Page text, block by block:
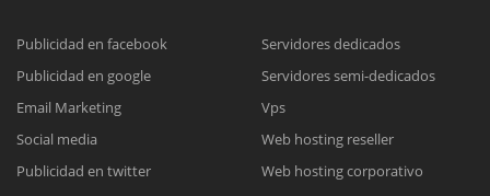
Reunión online
Nuestros ejecutivos le enviarán un correo electrónico con el enlace a
Meet para la reunión online.
Chat Online
Publicidad en facebook
Publicidad en google
Email Marketing
Social media
Publicidad en twitter
Servidores dedicados
Servidores semi-dedicados
Vps
Web hosting reseller
Web hosting corporativo